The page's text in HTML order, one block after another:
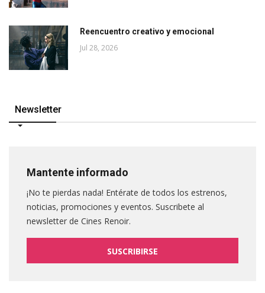
Reencuentro creativo y emocional
Jul 28, 2026
Newsletter
Mantente informado
¡No te pierdas nada! Entérate de todos los estrenos,
noticias, promociones y eventos. Suscribete al
newsletter de Cines Renoir.
SUSCRIBIRSE